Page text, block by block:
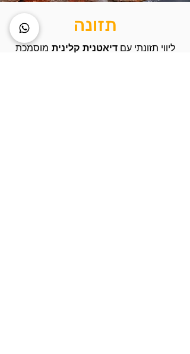
תזונה
ליווי תזונתי עםדיאטנית קלינית מוסמכת